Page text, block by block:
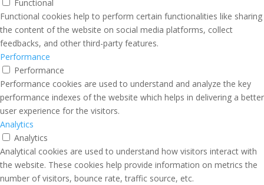
Functional
Functional cookies help to perform certain functionalities like sharing
the content of the website on social media platforms, collect
feedbacks, and other third-party features.
Performance
Performance
Performance cookies are used to understand and analyze the key
performance indexes of the website which helps in delivering a better
user experience for the visitors.
Analytics
Analytics
Analytical cookies are used to understand how visitors interact with
the website. These cookies help provide information on metrics the
number of visitors, bounce rate, traffic source, etc.